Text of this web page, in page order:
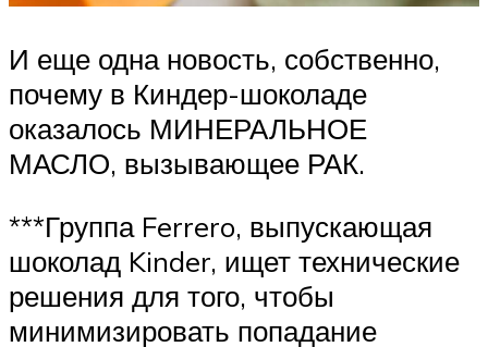
И еще одна новость, собственно,
почему в Киндер-шоколаде
оказалось МИНЕРАЛЬНОЕ
МАСЛО, вызывающее РАК.
***Группа Ferrero, выпускающая
шоколад Kinder, ищет технические
решения для того, чтобы
минимизировать попадание